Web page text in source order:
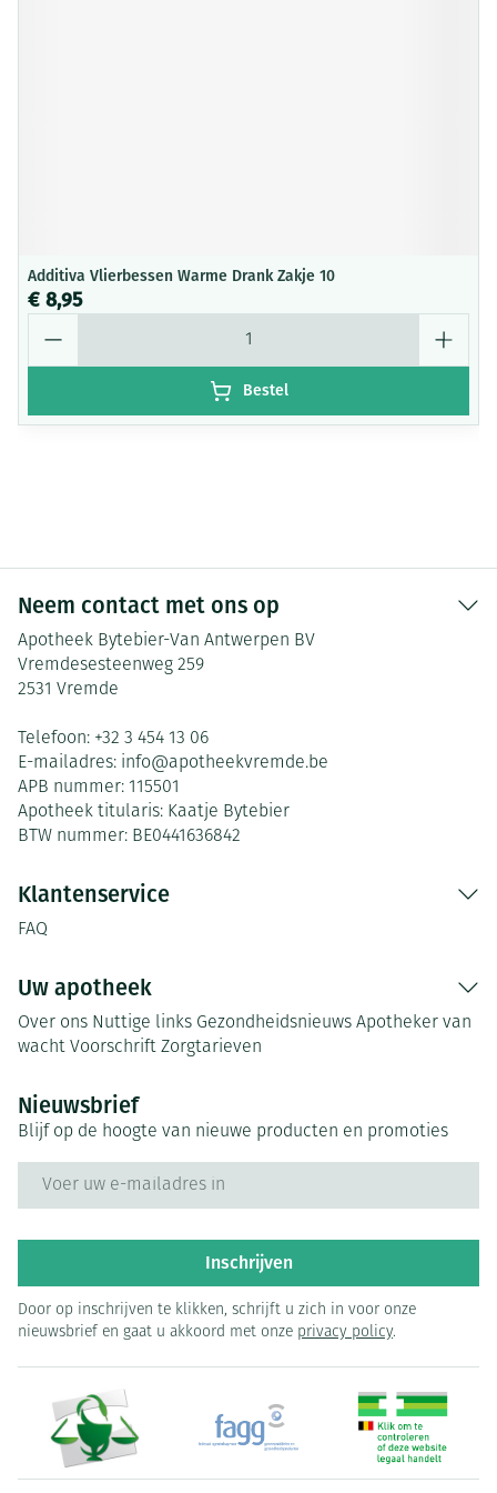
Additiva Vlierbessen Warme Drank Zakje 10
€ 8,95
Bestel
Neem contact met ons op
Apotheek Bytebier-Van Antwerpen BV
Vremdesesteenweg 259
2531 Vremde
Telefoon: +32 3 454 13 06
E-mailadres: info@apotheekvremde.be
APB nummer: 115501
Apotheek titularis: Kaatje Bytebier
BTW nummer: BE0441636842
Klantenservice
FAQ
Uw apotheek
Over ons Nuttige links Gezondheidsnieuws Apotheker van
wacht Voorschrift Zorgtarieven
Nieuwsbrief
Blijf op de hoogte van nieuwe producten en promoties
Inschrijven
Door op inschrijven te klikken, schrijft u zich in voor onze
nieuwsbrief en gaat u akkoord met onze privacy policy.